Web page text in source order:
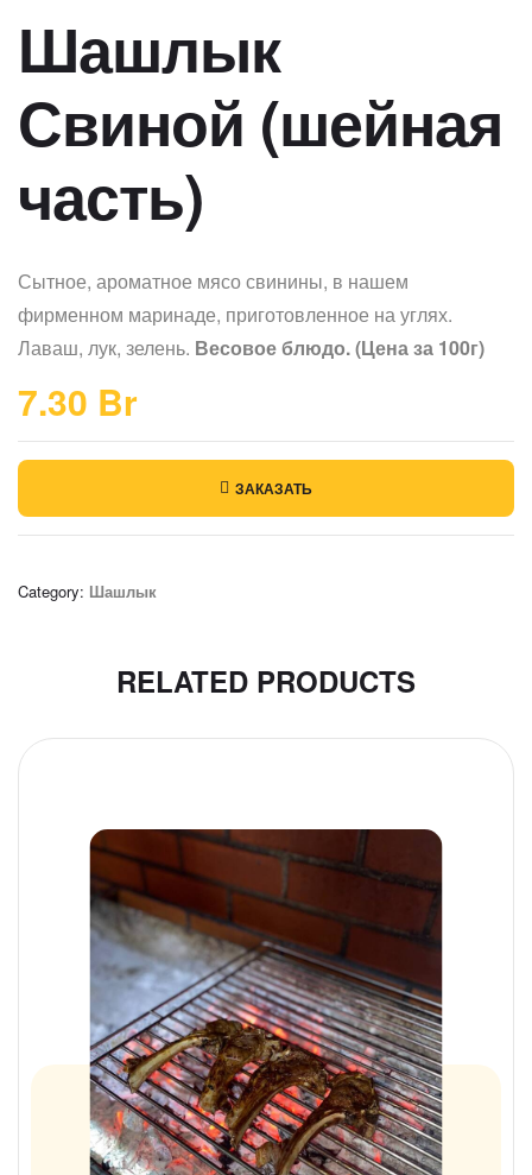
Шашлык
Свиной (шейная
часть)
Сытное, ароматное мясо свинины, в нашем
фирменном маринаде, приготовленное на углях.
Лаваш, лук, зелень. Весовое блюдо. (Цена за 100г)
7.30 Br
ЗАКАЗАТЬ
Category: Шашлык
RELATED PRODUCTS